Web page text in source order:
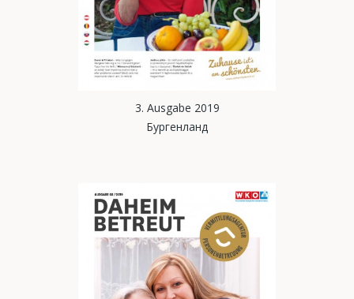
3. Ausgabe 2019
Бургенланд